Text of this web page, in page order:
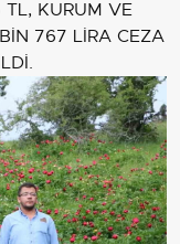
KURUM VE
767 LİRA CEZA